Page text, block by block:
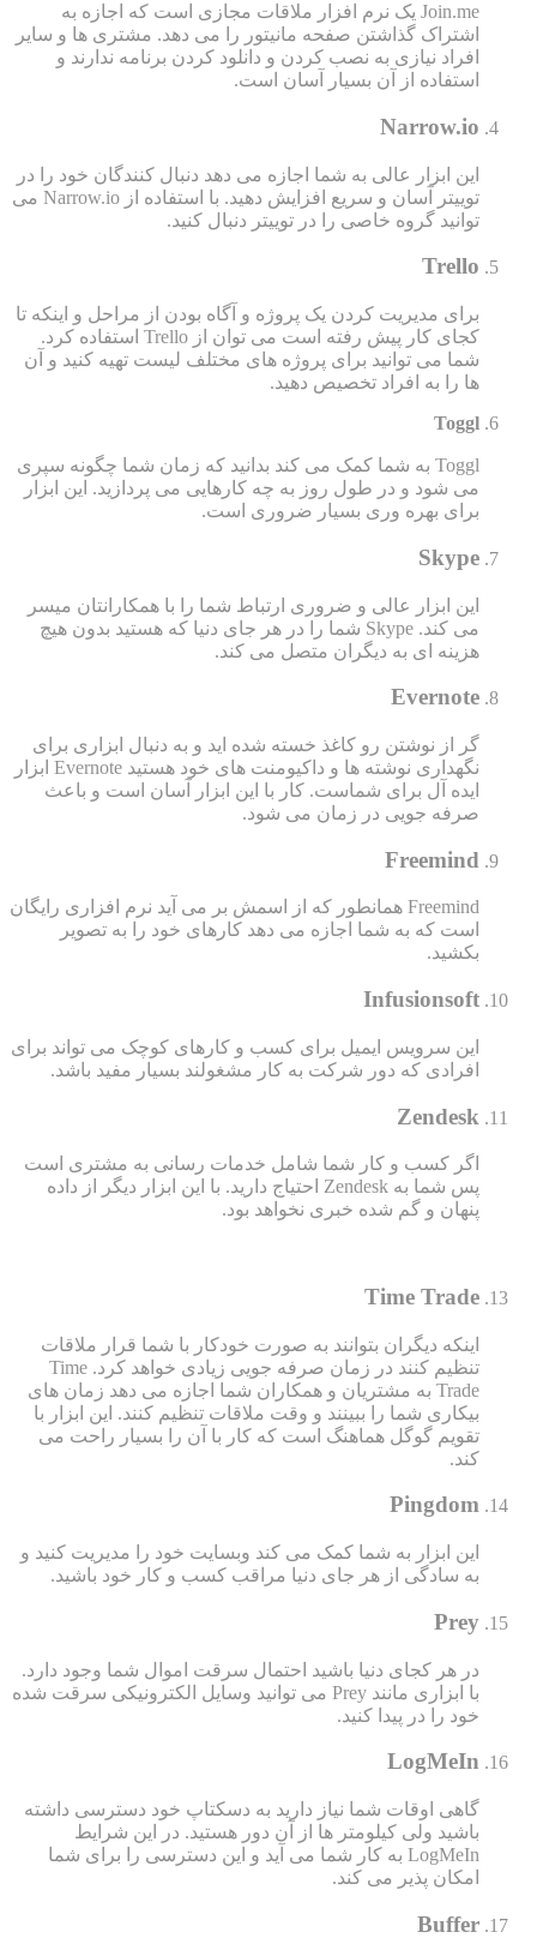
Join.me یک نرم افزار ملاقات مجازی است که اجازه به
اشتراک گذاشتن صفحه مانیتور را می دهد. مشتری ها و سایر
افراد نیازی به نصب کردن و دانلود کردن برنامه ندارند و
استفاده از آن بسیار آسان است.
Narrow.io
این ابزار عالی به شما اجازه می دهد دنبال کنندگان خود را در
توییتر آسان و سریع افزایش دهید. با استفاده از Narrow.io می
توانید گروه خاصی را در توییتر دنبال کنید.
Trello
برای مدیریت کردن یک پروژه و آگاه بودن از مراحل و اینکه تا
کجای کار پیش رفته است می توان از Trello استفاده کرد.
شما می توانید برای پروژه های مختلف لیست تهیه کنید و آن
ها را به افراد تخصیص دهید.
Toggl
Toggl به شما کمک می کند بدانید که زمان شما چگونه سپری
می شود و در طول روز به چه کارهایی می پردازید. این ابزار
برای بهره وری بسیار ضروری است.
Skype
این ابزار عالی و ضروری ارتباط شما را با همکارانتان میسر
می کند. Skype شما را در هر جای دنیا که هستید بدون هیچ
هزینه ای به دیگران متصل می کند.
Evernote
گر از نوشتن رو کاغذ خسته شده اید و به دنبال ابزاری برای
نگهداری نوشته ها و داکیومنت های خود هستید Evernote ابزار
ایده آل برای شماست. کار با این ابزار آسان است و باعث
صرفه جویی در زمان می شود.
Freemind
Freemind همانطور که از اسمش بر می آید نرم افزاری رایگان
است که به شما اجازه می دهد کارهای خود را به تصویر
بکشید.
Infusionsoft
این سرویس ایمیل برای کسب و کارهای کوچک می تواند برای
افرادی که دور شرکت به کار مشغولند بسیار مفید باشد.
Zendesk
اگر کسب و کار شما شامل خدمات رسانی به مشتری است
پس شما به Zendesk احتیاج دارید. با این ابزار دیگر از داده
پنهان و گم شده خبری نخواهد بود.
Time Trade
اینکه دیگران بتوانند به صورت خودکار با شما قرار ملاقات
تنظیم کنند در زمان صرفه جویی زیادی خواهد کرد. Time
Trade به مشتریان و همکاران شما اجازه می دهد زمان های
بیکاری شما را ببینند و وقت ملاقات تنظیم کنند. این ابزار با
تقویم گوگل هماهنگ است که کار با آن را بسیار راحت می
کند.
Pingdom
این ابزار به شما کمک می کند وبسایت خود را مدیریت کنید و
به سادگی از هر جای دنیا مراقب کسب و کار خود باشید.
Prey
در هر کجای دنیا باشید احتمال سرقت اموال شما وجود دارد.
با ابزاری مانند Prey می توانید وسایل الکترونیکی سرقت شده
خود را در پیدا کنید.
LogMeIn
گاهی اوقات شما نیاز دارید به دسکتاپ خود دسترسی داشته
باشید ولی کیلومتر ها از آن دور هستید. در این شرایط
LogMeIn به کار شما می آید و این دسترسی را برای شما
امکان پذیر می کند.
Buffer